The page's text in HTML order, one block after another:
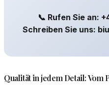
📞 Rufen Sie an:
Schreiben Sie uns:
Qualität in jedem Detail: Vom